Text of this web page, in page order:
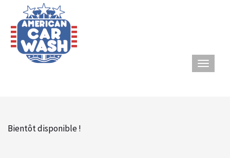
contenu
principal
Bientôt disponible !